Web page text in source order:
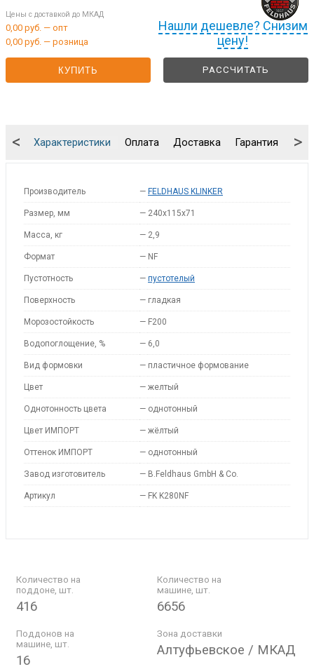
Нашли дешевле? Снизим
цену!
Цены с доставкой до МКАД
0,00 руб. — опт
0,00 руб. — розница
КУПИТЬ РАССЧИТАТЬ
Характеристики Оплата Доставка Гарантия
< >
Производитель — FELDHAUS KLINKER
Размер, мм — 240x115x71
Масса, кг — 2,9
Формат — NF
Пустотность — пустотелый
Поверхность — гладкая
Морозостойкость — F200
Водопоглощение, % — 6,0
Вид формовки — пластичное формование
Цвет — желтый
Однотонность цвета — однотонный
Цвет ИМПОРТ — жёлтый
Оттенок ИМПОРТ — однотонный
Завод изготовитель — B.Feldhaus GmbH & Co.
Артикул — FK K280NF
Количество на
поддоне, шт.
416
Количество на
машине, шт.
6656
Поддонов на
машине, шт.
16
Зона доставки
Алтуфьевское / МКАД